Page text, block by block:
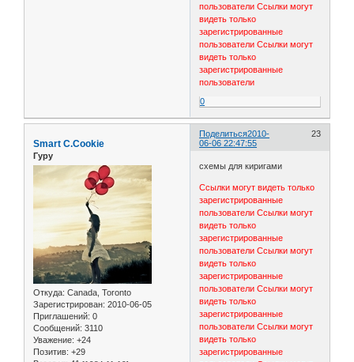
пользователи Ссылки могут
видеть только
зарегистрированные
пользователи Ссылки могут
видеть только
зарегистрированные
пользователи
0
Поделиться 23
2010-
06-06 22:47:55
Smart C.Cookie
Гуру
Откуда: Canada, Toronto
Зарегистрирован: 2010-06-05
Приглашений: 0
Сообщений: 3110
Уважение: +24
Позитив: +29
схемы для киригами
Ссылки могут видеть только
зарегистрированные
пользователи Ссылки могут
видеть только
зарегистрированные
пользователи Ссылки могут
видеть только
зарегистрированные
пользователи Ссылки могут
видеть только
зарегистрированные
пользователи Ссылки могут
видеть только
зарегистрированные